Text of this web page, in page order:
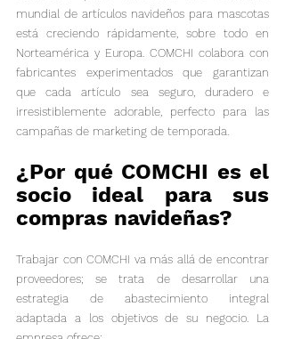
mundial de artículos navideños para mascotas
está creciendo rápidamente, sobre todo en
Norteamérica y Europa. COMCHI colabora con
fabricantes experimentados que garantizan
que cada artículo sea seguro, duradero e
irresistiblemente adorable, perfecto para las
campañas de marketing de temporada.
¿Por qué COMCHI es el
socio ideal para sus
compras navideñas?
Trabajar con COMCHI va más allá de encontrar
proveedores; se trata de desarrollar una
estrategia de abastecimiento integral
adaptada a los objetivos de su negocio. La